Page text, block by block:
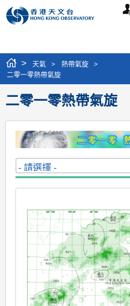
個
> 天氣 > 熱帶氣旋
>
二零一零熱帶氣旋
二零一零熱帶氣旋